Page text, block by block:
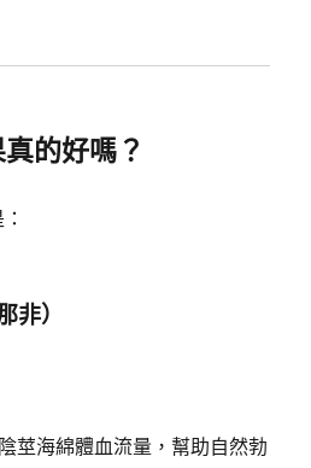
的好嗎？
）
莖海綿體血流量，幫助自然勃